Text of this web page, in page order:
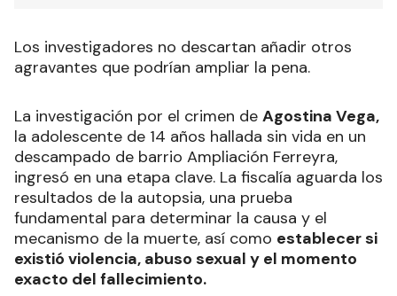
Los investigadores no descartan añadir otros
agravantes que podrían ampliar la pena.
La investigación por el crimen de Agostina Vega,
la adolescente de 14 años hallada sin vida en un
descampado de barrio Ampliación Ferreyra,
ingresó en una etapa clave. La fiscalía aguarda los
resultados de la autopsia, una prueba
fundamental para determinar la causa y el
mecanismo de la muerte, así como establecer si
existió violencia, abuso sexual y el momento
exacto del fallecimiento.